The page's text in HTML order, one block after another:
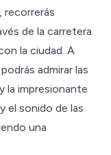
recorrerás
de la carretera
la ciudad. A
admirar las
la impresionante
el sonido de las
una